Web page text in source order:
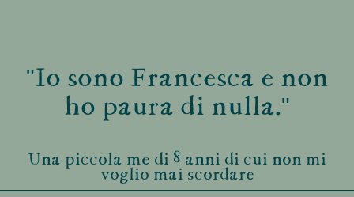
"Io sono Francesca e non
ho paura di nulla."
Una piccola me di 8 anni di cui non mi
voglio mai scordare